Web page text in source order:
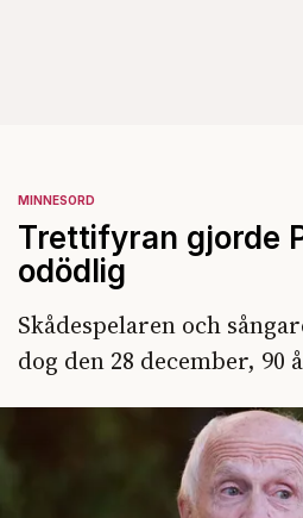
MINNESORD
Trettifyran gjorde
odödlig
Skådespelaren och
dog den 28 december, 90